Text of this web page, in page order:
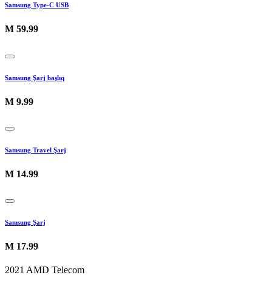
Samsung Type-C USB
M 59.99
Samsung Şarj başlıq
M 9.99
Samsung Travel Şarj
M 14.99
Samsung Şarj
M 17.99
2021 AMD Telecom